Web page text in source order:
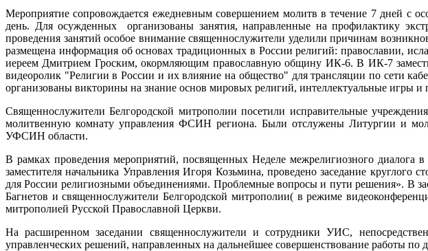
Мероприятие сопровождается ежедневным совершением молитв в течение 7 дней
день. Для осужденных организованы занятия, направленные на профилактику
проведения занятий особое внимание священнослужители уделили причинам
размещена информация об основах традиционных в России религий: православии,
иереем Дмитрием Гроским, окормляющим православную общину ИК-6. В ИК-7
видеоролик "Религии в России и их влияние на общество" для трансляции по сети
организованы викторины на знание основ мировых религий, интеллектуальные игры и
Священнослужители Белгородской митрополии посетили исправительные
молитвенную комнату управления ФСИН региона. Были отслужены Литургии и
УФСИН области.
В рамках проведения мероприятий, посвященных Неделе межрелигиозного
заместителя начальника Управления Игоря Козьмина, проведено заседание
для России религиозными объединениями. Проблемные вопросы и пути решения».
Багнетов и священнослужители Белгородской митрополии( в режиме
митрополией Русской Православной Церкви.
На расширенном заседании священнослужители и сотрудники УИС,
управленческих решений, направленных на дальнейшее совершенствование работы